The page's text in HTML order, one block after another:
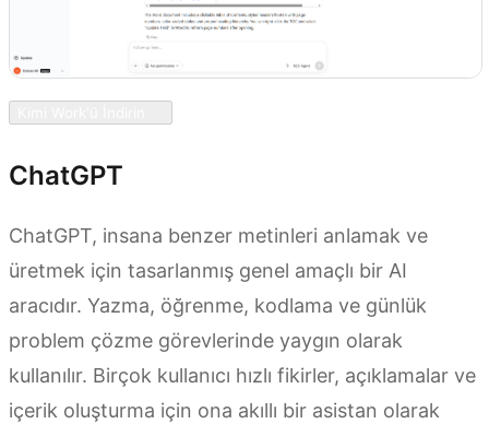
ChatGPT
ChatGPT, insana benzer metinleri anlamak ve
üretmek için tasarlanmış genel amaçlı bir AI
aracıdır. Yazma, öğrenme, kodlama ve günlük
problem çözme görevlerinde yaygın olarak
kullanılır. Birçok kullanıcı hızlı fikirler, açıklamalar ve
içerik oluşturma için ona akıllı bir asistan olarak